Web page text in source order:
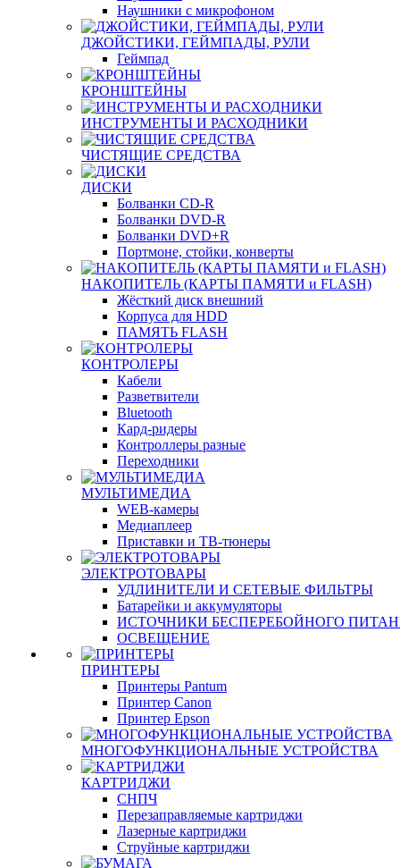
Наушники с микрофоном
ДЖОЙСТИКИ, ГЕЙМПАДЫ, РУЛИ
Геймпад
КРОНШТЕЙНЫ
ИНСТРУМЕНТЫ И РАСХОДНИКИ
ЧИСТЯЩИЕ СРЕДСТВА
ДИСКИ
Болванки CD-R
Болванки DVD-R
Болванки DVD+R
Портмоне, стойки, конверты
НАКОПИТЕЛЬ (КАРТЫ ПАМЯТИ и FLASH)
Жёсткий диск внешний
Корпуса для HDD
ПАМЯТЬ FLASH
КОНТРОЛЕРЫ
Кабели
Разветвители
Bluetooth
Кард-ридеры
Контроллеры разные
Переходники
МУЛЬТИМЕДИА
WEB-камеры
Медиаплеер
Приставки и ТВ-тюнеры
ЭЛЕКТРОТОВАРЫ
УДЛИНИТЕЛИ И СЕТЕВЫЕ ФИЛЬТРЫ
Батарейки и аккумуляторы
ИСТОЧНИКИ БЕСПЕРЕБОЙНОГО
ОСВЕЩЕНИЕ
ПРИНТЕРЫ
Принтеры Pantum
Принтер Canon
Принтер Epson
МНОГОФУНКЦИОНАЛЬНЫЕ УСТРОЙСТВА
КАРТРИДЖИ
СНПЧ
Перезаправляемые картриджи
Лазерные картриджи
Струйные картриджи